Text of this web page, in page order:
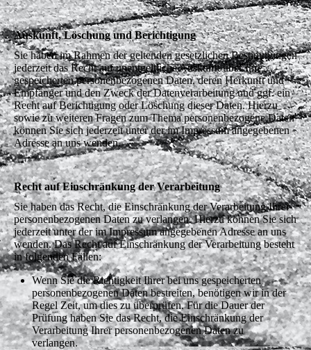
Auskunft, Löschung und Berichtigung
Sie haben im Rahmen der geltenden gesetzlichen Bestimmungen
jederzeit das Recht auf unentgeltliche Auskunft über Ihre
gespeicherten personenbezogenen Daten, deren Herkunft und
Empfänger und den Zweck der Datenverarbeitung und ggf. ein
Recht auf Berichtigung oder Löschung dieser Daten. Hierzu
sowie zu weiteren Fragen zum Thema personenbezogene Daten
können Sie sich jederzeit unter der im Impressum angegebenen
Adresse an uns wenden.
Recht auf Einschränkung der Verarbeitung
Sie haben das Recht, die Einschränkung der Verarbeitung Ihrer
personenbezogenen Daten zu verlangen. Hierzu können Sie sich
jederzeit unter der im Impressum angegebenen Adresse an uns
wenden. Das Recht auf Einschränkung der Verarbeitung besteht
in folgenden Fällen:
Wenn Sie die Richtigkeit Ihrer bei uns gespeicherten
personenbezogenen Daten bestreiten, benötigen wir in der
Regel Zeit, um dies zu überprüfen. Für die Dauer der
Prüfung haben Sie das Recht, die Einschränkung der
Verarbeitung Ihrer personenbezogenen Daten zu
verlangen.